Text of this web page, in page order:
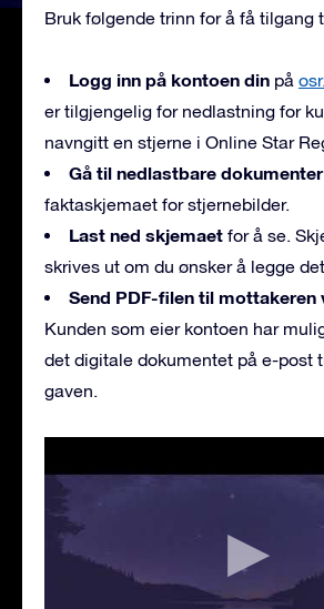
Bruk følgende trinn for å få tilgang
Logg inn på kontoen din på
er tilgjengelig for nedlastning for
navngitt en stjerne i Online Star
Gå til nedlastbare dokumenter
faktaskjemaet for stjernebilder.
Last ned skjemaet for å se.
skrives ut om du ønsker å legge
Send PDF-filen til mottakeren
Kunden som eier kontoen har
det digitale dokumentet på e-post
gaven.